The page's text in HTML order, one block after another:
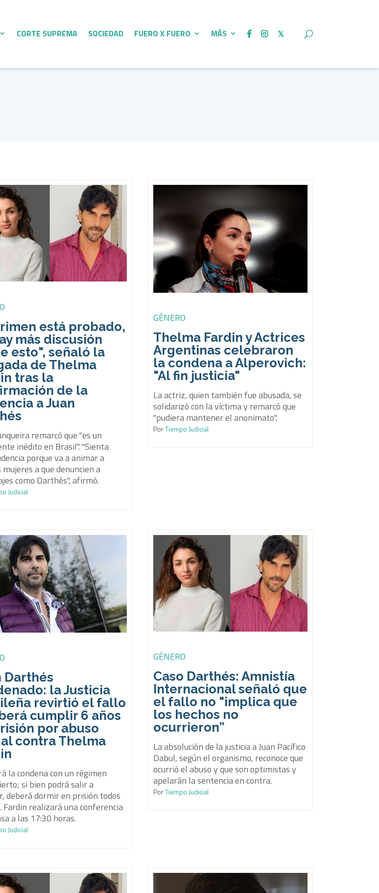
CORTE SUPREMA SOCIEDAD FUERO X FUERO MÁS
está probado,
más discusión
esto", señaló la
de Thelma
tras la
de la
a Juan
remarcó que "es un
inédito en Brasil". "Sienta
porque va a animar a
mujeres a que denuncien a
como Darthés", afirmó.
Judicial
GÉNERO
Thelma Fardin y Actrices
Argentinas celebraron
la condena a Alperovich:
"Al fin justicia"
La actriz, quien también fue abusada, se
solidarizó con la víctima y remarcó que
"pudiera mantener el anonimato".
PorTiempo Judicial
Darthés
la Justicia
revirtió el fallo
cumplir 6 años
por abuso
contra Thelma
la condena con un régimen
si bien podrá salir a
deberá dormir en prisión todos
Fardin realizará una conferencia
a las 17:30 horas.
Judicial
GÉNERO
Caso Darthés: Amnistía
Internacional señaló que
el fallo no "implica que
los hechos no
ocurrieron”
La absolución de la justicia a Juan Pacífico
Dabul, según el organismo, reconoce que
ocurrió el abuso y que son optimistas y
apelarán la sentencia en contra.
PorTiempo Judicial